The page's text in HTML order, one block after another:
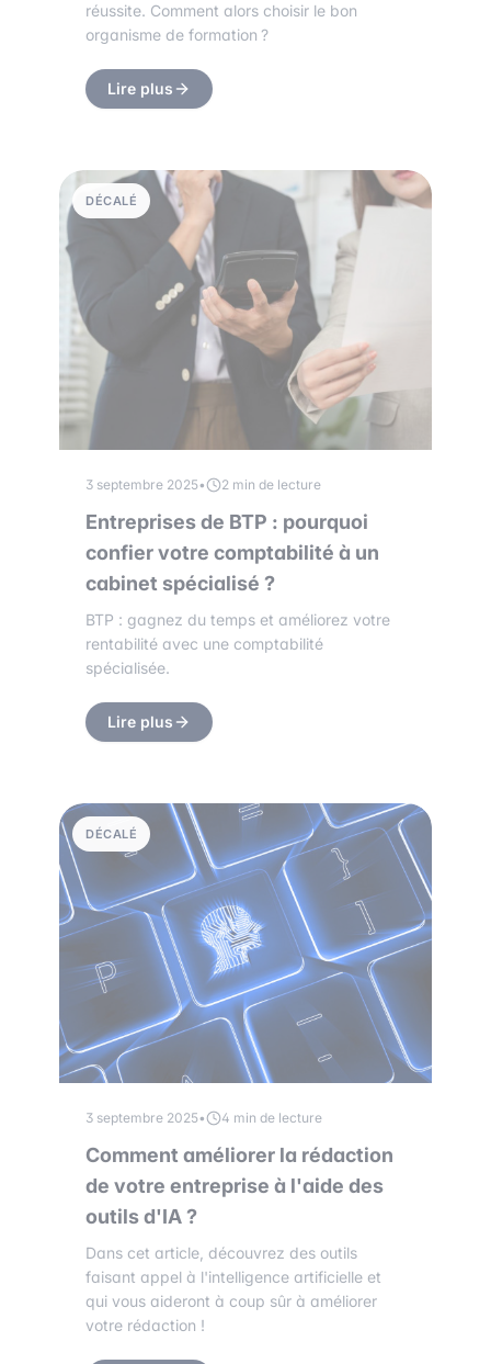
réussite. Comment alors choisir le bon
organisme de formation ?
Lire plus
DÉCALÉ
3 septembre 2025• 2 min de lecture
Entreprises de BTP : pourquoi
confier votre comptabilité à un
cabinet spécialisé ?
BTP : gagnez du temps et améliorez votre
rentabilité avec une comptabilité
spécialisée.
Lire plus
DÉCALÉ
3 septembre 2025• 4 min de lecture
Comment améliorer la rédaction
de votre entreprise à l'aide des
outils d'IA ?
Dans cet article, découvrez des outils
faisant appel à l'intelligence artificielle et
qui vous aideront à coup sûr à améliorer
votre rédaction !